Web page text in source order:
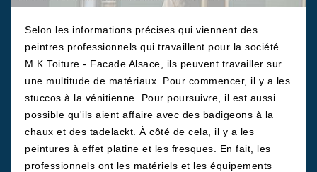
Selon les informations précises qui viennent des
peintres professionnels qui travaillent pour la société
M.K Toiture - Facade Alsace, ils peuvent travailler sur
une multitude de matériaux. Pour commencer, il y a les
stuccos à la vénitienne. Pour poursuivre, il est aussi
possible qu'ils aient affaire avec des badigeons à la
chaux et des tadelackt. À côté de cela, il y a les
peintures à effet platine et les fresques. En fait, les
professionnels ont les matériels et les équipements